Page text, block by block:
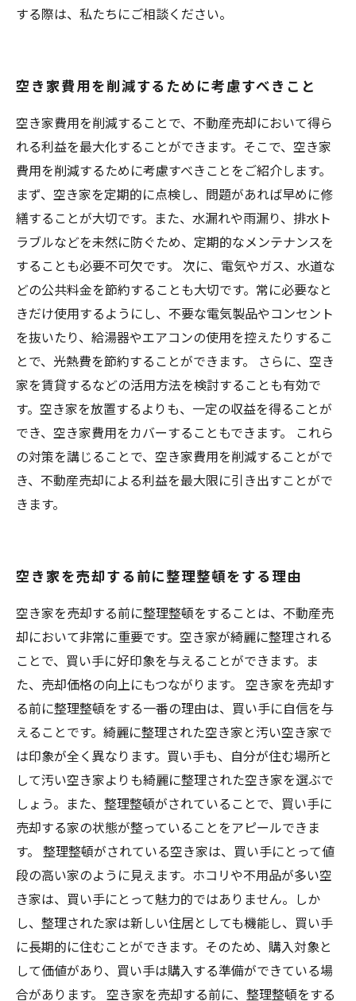
する際は、私たちにご相談ください。
空き家費用を削減するために考慮すべきこと
空き家費用を削減することで、不動産売却において得ら
れる利益を最大化することができます。そこで、空き家
費用を削減するために考慮すべきことをご紹介します。
まず、空き家を定期的に点検し、問題があれば早めに修
繕することが大切です。また、水漏れや雨漏り、排水ト
ラブルなどを未然に防ぐため、定期的なメンテナンスを
することも必要不可欠です。 次に、電気やガス、水道な
どの公共料金を節約することも大切です。常に必要なと
きだけ使用するようにし、不要な電気製品やコンセント
を抜いたり、給湯器やエアコンの使用を控えたりするこ
とで、光熱費を節約することができます。 さらに、空き
家を賃貸するなどの活用方法を検討することも有効で
す。空き家を放置するよりも、一定の収益を得ることが
でき、空き家費用をカバーすることもできます。 これら
の対策を講じることで、空き家費用を削減することがで
き、不動産売却による利益を最大限に引き出すことがで
きます。
空き家を売却する前に整理整頓をする理由
空き家を売却する前に整理整頓をすることは、不動産売
却において非常に重要です。空き家が綺麗に整理される
ことで、買い手に好印象を与えることができます。ま
た、売却価格の向上にもつながります。 空き家を売却す
る前に整理整頓をする一番の理由は、買い手に自信を与
えることです。綺麗に整理された空き家と汚い空き家で
は印象が全く異なります。買い手も、自分が住む場所と
して汚い空き家よりも綺麗に整理された空き家を選ぶで
しょう。また、整理整頓がされていることで、買い手に
売却する家の状態が整っていることをアピールできま
す。 整理整頓がされている空き家は、買い手にとって値
段の高い家のように見えます。ホコリや不用品が多い空
き家は、買い手にとって魅力的ではありません。しか
し、整理された家は新しい住居としても機能し、買い手
に長期的に住むことができます。そのため、購入対象と
して価値があり、買い手は購入する準備ができている場
合があります。 空き家を売却する前に、整理整頓をする